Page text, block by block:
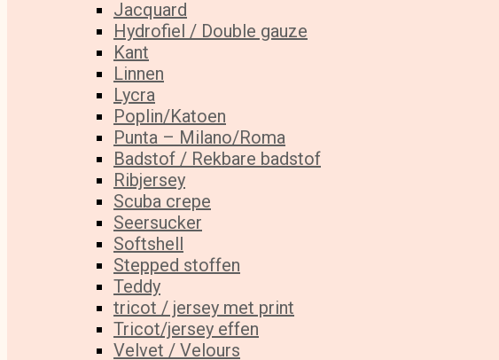
Jacquard
Hydrofiel / Double gauze
Kant
Linnen
Lycra
Poplin/Katoen
Punta – Milano/Roma
Badstof / Rekbare badstof
Ribjersey
Scuba crepe
Seersucker
Softshell
Stepped stoffen
Teddy
tricot / jersey met print
Tricot/jersey effen
Velvet / Velours